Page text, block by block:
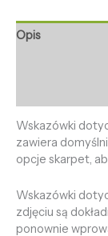
Opis
Wskazówki
zawiera
opcje skarpet,
Wskazówki
zdjęciu są
ponownie